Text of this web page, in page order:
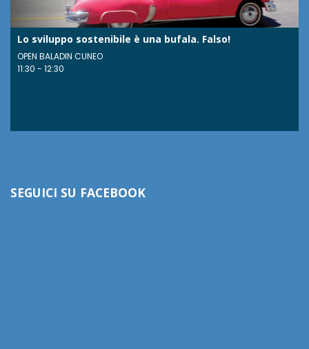
Lo sviluppo sostenibile è una bufala. Falso!
OPEN BALADIN CUNEO
11:30 - 12:30
SEGUICI SU FACEBOOK